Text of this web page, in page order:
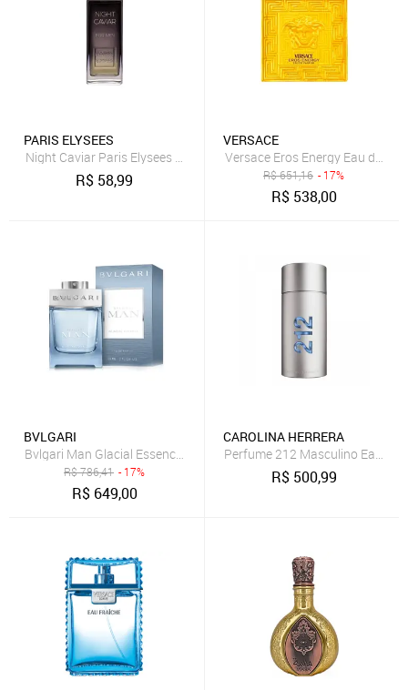
PARIS ELYSEES
Night Caviar Paris Elysees Perfume Masculino
R$ 58,99
VERSACE
Versace Eros Energy Eau de
R$651,16 - 17%
R$ 538,00
BVLGARI
Bvlgari Man Glacial Essence Edp 60ml
R$786,41 - 17%
R$ 649,00
CAROLINA HERRERA
Perfume 212 Masculino Eau de
R$ 500,99